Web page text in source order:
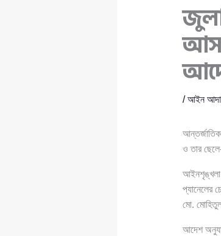
/আইন
ও তার
আইনশৃঙ্খলা
প্যানেলের
মো.
আদেশ